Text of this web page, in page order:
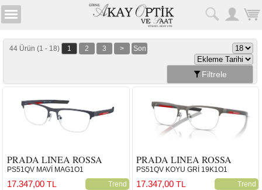
44 Ürün (1 - 18) 1 2 3 > Son
Filtrele
PRADA LINEA ROSSA
PS51QV MAVİ MAG1O1
Trend
17.347,00 TL
PRADA LINEA ROSSA
PS51QV KOYU GRİ 19K1O1
Trend
17.347,00TL